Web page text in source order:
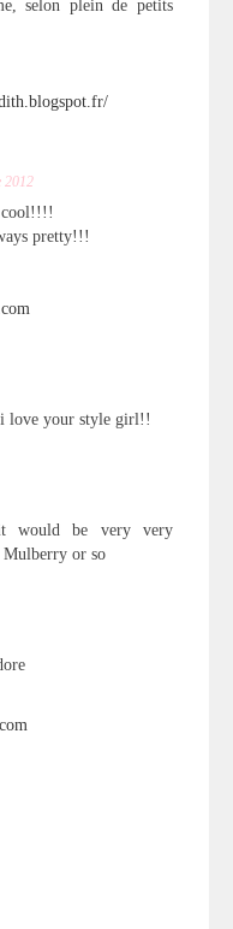
selon plein de petits
2012
cool!!!!
pretty!!!
love your style girl!!
would be very very
or so